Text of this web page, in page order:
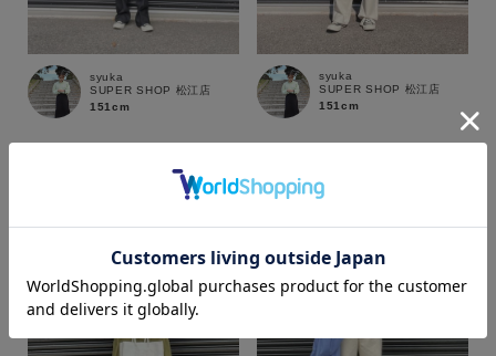
syuka
SUPER SHOP 松江店
151cm
syuka
SUPER SHOP 松江店
151cm